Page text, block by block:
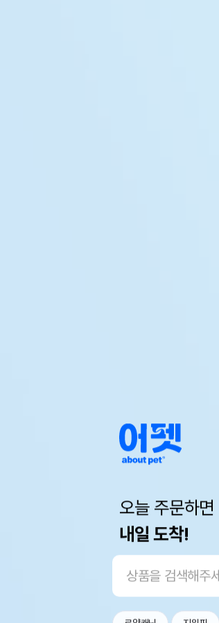
오늘 주문하면
내일 도착!